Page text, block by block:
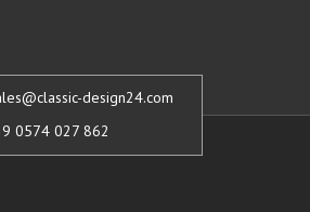
design24.com
0574 027 862